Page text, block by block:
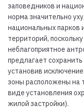
заповедников и
норма значительно
национальных парков
территорий,
неблагоприятное
предлагает
установив
зоны расположены на
виде установления
жилой застройки).